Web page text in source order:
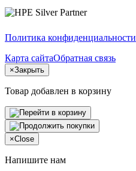
Политика конфиденциальности
Карта сайтаОбратная связь
×Закрыть
Товар добавлен в корзину
×Close
Напишите нам